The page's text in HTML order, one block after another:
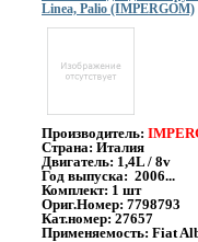
Linea, Palio (IMPERGOM)
Производитель:
Страна: Италия
Двигатель: 1,4L / 8v
Год выпуска: 2006...
Комплект: 1 шт
Ориг.Номер: 7798793
Кат.номер: 27657
Применяемость: Fiat